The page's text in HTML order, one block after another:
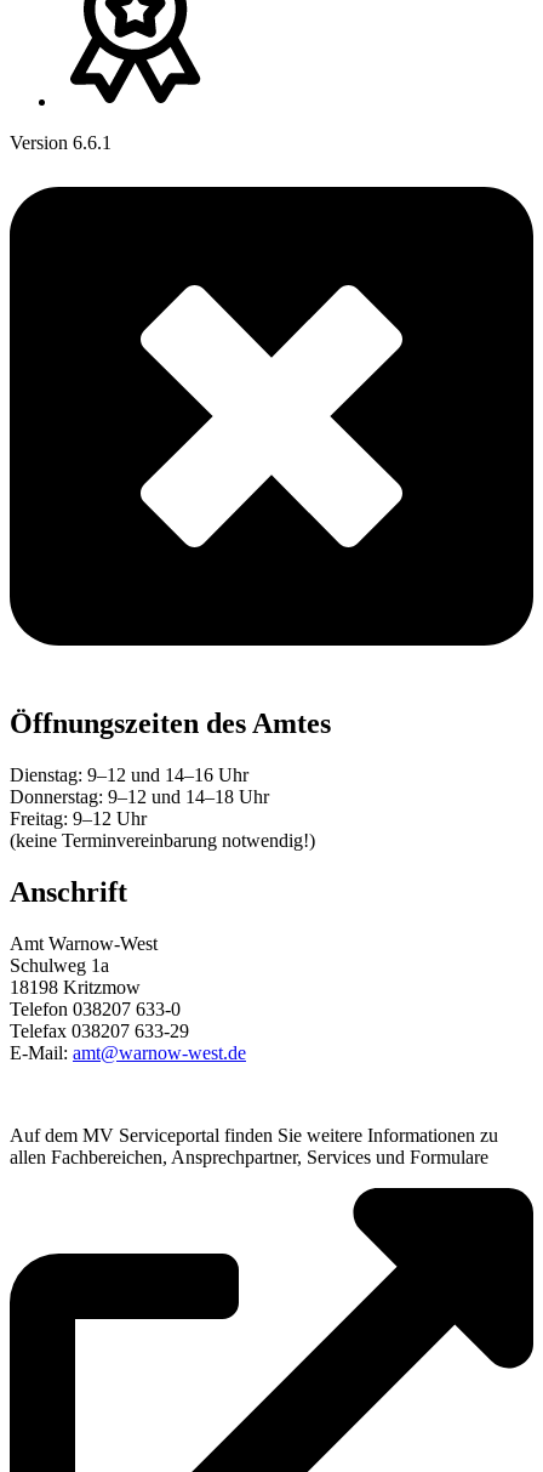
Version 6.6.1
Öffnungszeiten des Amtes
Dienstag: 9–12 und 14–16 Uhr
Donnerstag: 9–12 und 14–18 Uhr
Freitag: 9–12 Uhr
(keine Terminvereinbarung notwendig!)
Anschrift
Amt Warnow-West
Schulweg 1a
18198 Kritzmow
Telefon 038207 633-0
Telefax 038207 633-29
E-Mail: amt@warnow-west.de
Auf dem MV Serviceportal finden Sie weitere Informationen zu
allen Fachbereichen, Ansprechpartner, Services und Formulare